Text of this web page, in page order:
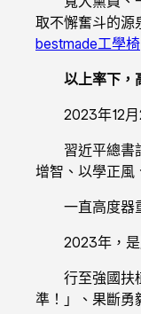
取不懈奮斗的源
bestmade工學椅
以上率下，
2023年12
習近平總書
增智、以學正風
一直高度器
2023年，
行至強國扶
準！」、果斷勇